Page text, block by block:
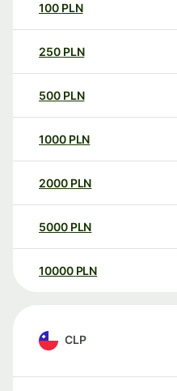
100 PLN
250 PLN
500 PLN
1000 PLN
2000 PLN
5000 PLN
10000 PLN
CLP